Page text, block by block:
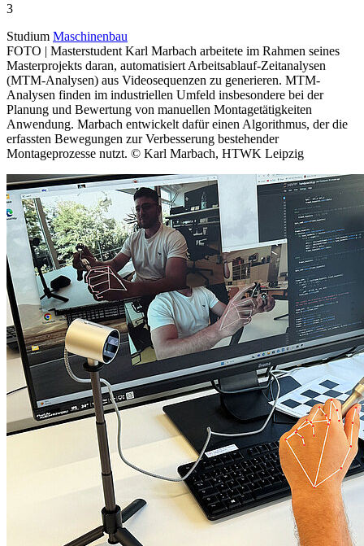
3
Studium Maschinenbau
FOTO | Masterstudent Karl Marbach arbeitete im Rahmen seines
Masterprojekts daran, automatisiert Arbeitsablauf-Zeitanalysen
(MTM-Analysen) aus Videosequenzen zu generieren. MTM-
Analysen finden im industriellen Umfeld insbesondere bei der
Planung und Bewertung von manuellen Montagetätigkeiten
Anwendung. Marbach entwickelt dafür einen Algorithmus, der die
erfassten Bewegungen zur Verbesserung bestehender
Montageprozesse nutzt. © Karl Marbach, HTWK Leipzig